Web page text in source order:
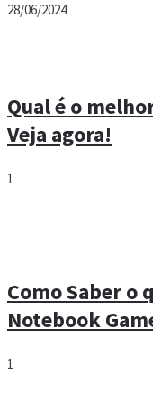
28/06/2024
Qual é o
Veja agora!
1
Como Saber o
Notebook
1